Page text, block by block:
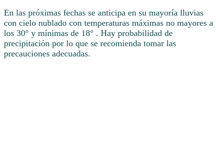
En las próximas fechas se anticipa en su mayoría lluvias
con cielo nublado con temperaturas máximas no mayores a
los 30° y mínimas de 18° . Hay probabilidad de
precipitación por lo que se recomienda tomar las
precauciones adecuadas.